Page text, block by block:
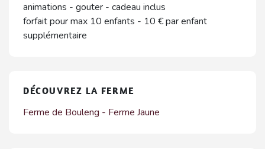
animations - gouter - cadeau inclus
forfait pour max 10 enfants - 10 € par enfant
supplémentaire
DÉCOUVREZ LA FERME
Ferme de Bouleng - Ferme Jaune